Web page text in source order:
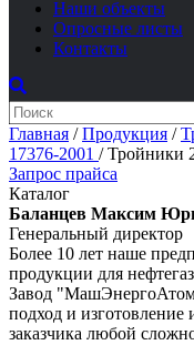
Наши объекты
Опросные листы
Контакты
Главная /Продукция /
17376-2001 /Тройники
Запрос прайса
Каталог
Баланцев Максим
Генеральный директор
Более 10 лет наше
продукции для
Завод
подход и изготовление
заказчика любой